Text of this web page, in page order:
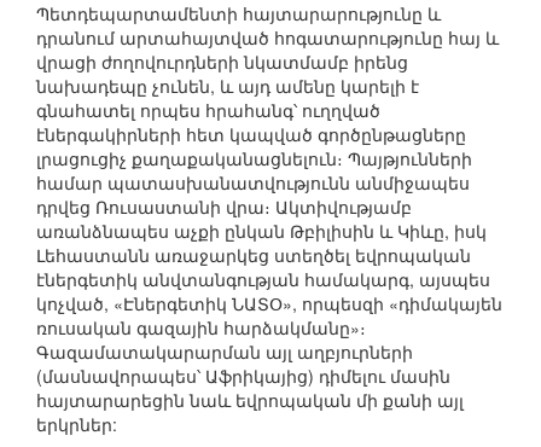
Պետդեպարտամենտի հայտարարությունը և
դրանում արտահայտված հոգատարությունը հայ և
վրացի ժողովուրդների նկատմամբ իրենց
նախադեպը չունեն, և այդ ամենը կարելի է
գնահատել որպես հրահանգ՝ ուղղված
էներգակիրների հետ կապված գործընթացները
լրացուցիչ քաղաքականացնելուն։ Պայթյունների
համար պատասխանատվությունն անմիջապես
դրվեց Ռուսաստանի վրա։ Ակտիվությամբ
առանձնապես աչքի ընկան Թբիլիսին և Կիևը, իսկ
Լեհաստանն առաջարկեց ստեղծել եվրոպական
էներգետիկ անվտանգության համակարգ, այսպես
կոչված, «Էներգետիկ ՆԱՏՕ», որպեսզի «դիմակայեն
ռուսական գազային հարձակմանը»։
Գազամատակարարման այլ աղբյուրների
(մասնավորապես՝ Աֆրիկայից) դիմելու մասին
հայտարարեցին նաև եվրոպական մի քանի այլ
երկրներ: